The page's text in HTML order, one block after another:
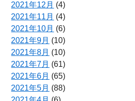
2021年12月 (4)
2021年11月 (4)
2021年10月 (6)
2021年9月 (10)
2021年8月 (10)
2021年7月 (61)
2021年6月 (65)
2021年5月 (88)